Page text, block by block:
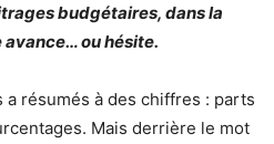
budgétaires, dans la
ou hésite.
résumés à des chiffres : parts
Mais derrière le mot